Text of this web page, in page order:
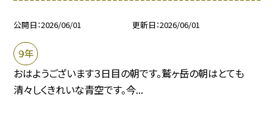
公開日 2026/06/01 更新日 2026/06/01
９年
おはようございます３日目の朝です。鷲ヶ岳の朝はとても
清々しくきれいな青空です。今...